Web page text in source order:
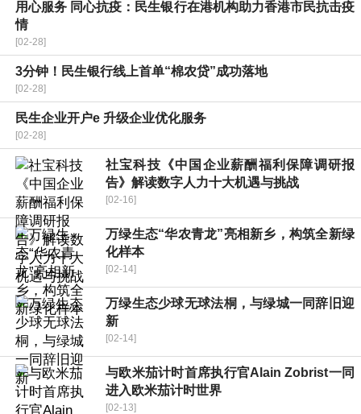
用心服务 同心抗疫：民生银行在港机构助力香港市民抗击疫
情
[02-28]
3分钟！民生银行线上首单“棉农贷”成功落地
[02-28]
民生企业开户e 升级企业优化服务
[02-28]
社宝科技《中国企业薪酬福利保障调研报
告》解读数字人力十大机遇与挑战
[02-16]
万绿生态“华农青龙”亮相新乡，构筑全新绿
化样本
[02-14]
万绿生态少球无球法桐，与绿城一同辞旧迎
新
[02-14]
与欧米茄计时首席执行官Alain Zobrist一同
进入欧米茄计时世界
[02-13]